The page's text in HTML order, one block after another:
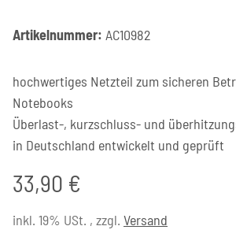
Artikelnummer: AC10982
hochwertiges Netzteil zum sicheren
Notebooks
Überlast-, kurzschluss- und
in Deutschland entwickelt und geprüft
33,90 €
inkl. 19% USt. , zzgl. Versand